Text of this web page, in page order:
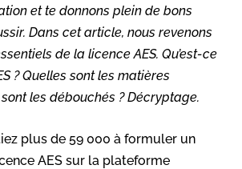
et te donnons plein de bons
Dans cet article, nous revenons
de la licence AES. Qu’est-ce
? Quelles sont les matières
les débouchés ? Décryptage.
plus de 59 000 à formuler un
AES sur la plateforme